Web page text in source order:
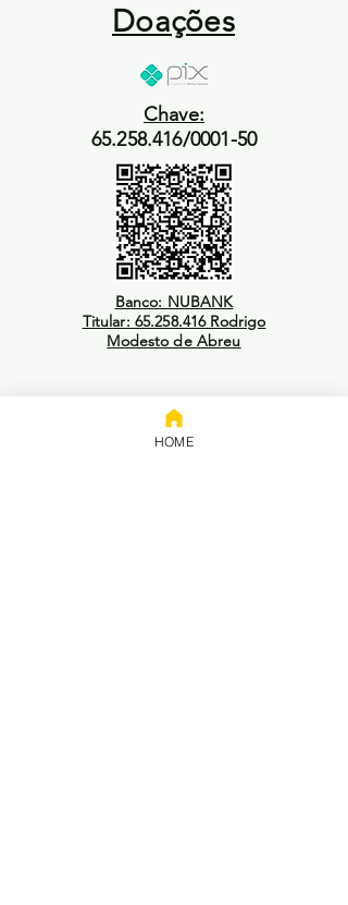
Doações
Chave:
65.258.416/0001-50
Banco: NUBANK
Titular: 65.258.416 Rodrigo
Modesto de Abreu
HOME